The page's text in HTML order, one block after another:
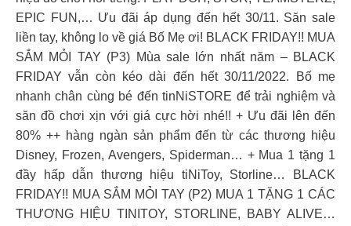
EPIC FUN,… Ưu đãi áp dụng đến hết 30/11. Săn sale
liền tay, không lo về giá Bố Mẹ ơi! BLACK FRIDAY!! MUA
SẮM MỎI TAY (P3) Mùa sale lớn nhất năm – BLACK
FRIDAY vẫn còn kéo dài đến hết 30/11/2022. Bố mẹ
nhanh chân cùng bé đến tinNiSTORE để trải nghiệm và
săn đồ chơi xịn với giá cực hời nhé!! + Ưu đãi lên đến
80% ++ hàng ngàn sản phẩm đến từ các thương hiệu
Disney, Frozen, Avengers, Spiderman​… + Mua 1 tặng 1
đầy hấp dẫn thương hiệu tiNiToy, Storline… BLACK
FRIDAY!! MUA SẮM MỎI TAY (P2) MUA 1 TẶNG 1 CÁC
THƯƠNG HIỆU TINITOY, STORLINE, BABY ALIVE…